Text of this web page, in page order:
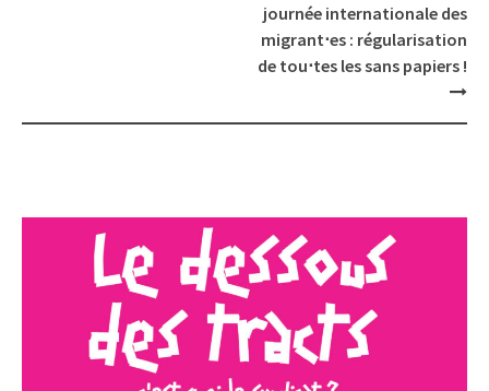
journée internationale des
migrant⋅es : régularisation
de tou⋅tes les sans papiers !